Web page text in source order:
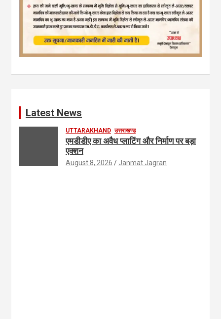
Latest News
UTTARAKHAND उत्तराखण्ड
एमडीडीए का अवैध प्लाटिंग और निर्माण पर बड़ा
एक्शन
August 8, 2026 Janmat Jagran